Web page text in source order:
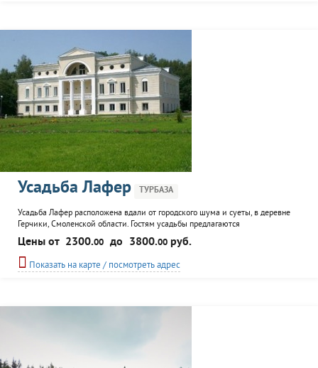
Усадьба Лафер ТУРБАЗА
Усадьба Лафер расположена вдали от городского шума и суеты, в деревне
Герчики, Смоленской области. Гостям усадьбы предлагаются
комфортабельные просторные номера со всеми удобствами во флигелях. К
услугам посетителей усадьбы сауна, бильярд, спортивный зал, ресторан.
Цены от 2300.00 до 3800.00 руб.
Показать на карте / посмотреть адрес